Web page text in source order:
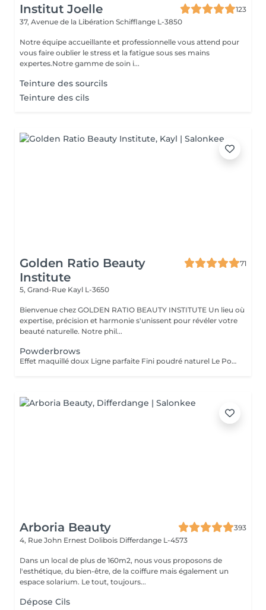
Institut Joelle
123
37, Avenue de la Libération Schifflange L-3850
Notre équipe accueillante et professionnelle vous attend pour
vous faire oublier le stress et la fatigue sous ses mains
expertes.Notre gamme de soin i...
Teinture des sourcils
Teinture des cils
Golden Ratio Beauty
Institute
71
5, Grand-Rue Kayl L-3650
Bienvenue chez GOLDEN RATIO BEAUTY INSTITUTE Un lieu où
expertise, précision et harmonie s'unissent pour révéler votre
beauté naturelle. Notre phil...
Powderbrows
Effet maquillé doux Ligne parfaite Fini poudré naturel Le Powder Brows, aussi appelé « technique d'ombrage » ou shading full, est une méthode de maquillage semi-permanent qui crée un effet de sourcils maquillés au crayon ou à la poudre, tout en restant subtil et aérien. Contrairement au microblading (effet poil à poil), cette technique utilise une pigmentation en dégradé, plus dense vers la queue du sourcil et plus légère à la tête, pour un résultat fondu, structuré et sans démarcation. Idéal pour : les peaux grasses ou matures (où le microblading tient moins bien), celles qui aiment un effet maquillé sans effort, redonner de la densité à des sourcils trop épilés ou décolorés. Résultat : des sourcils nets, symétriques, doux et élégants sans maquillage, tous les jours. Tenue : 1 à 2 ans selon le type de peau et les soins apportés.
Arboria Beauty
393
4, Rue John Ernest Dolibois Differdange L-4573
Dans un local de plus de 160m2, nous vous proposons de
l'esthétique, du bien-être, de la coiffure mais également un
espace solarium. Le tout, toujours...
Dépose Cils